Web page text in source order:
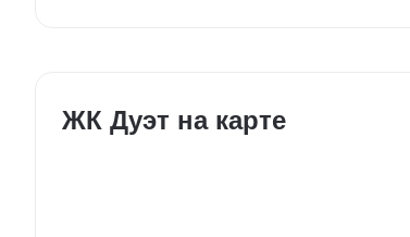
ЖК Дуэт на карте